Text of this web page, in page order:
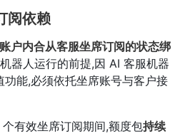
阅依赖
户内合从客服坐席订阅的状态绑
器人运行的前提,因 AI 客服机器
功能,必须依托坐席账号与客户接
有效坐席订阅期间,额度包持续